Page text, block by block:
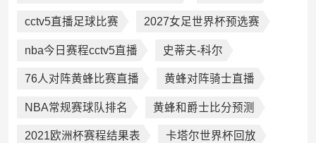
cctv5直播足球比赛 2027女足世界杯预选赛
nba今日赛程cctv5直播 史蒂夫-科尔
76人对阵黄蜂比赛直播 黄蜂对阵骑士直播
NBA常规赛球队排名 黄蜂和爵士比分预测
2021欧洲杯赛程结果表 卡塔尔世界杯回放